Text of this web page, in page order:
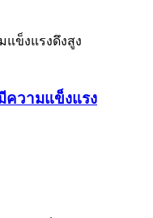
ความแข็งแรง